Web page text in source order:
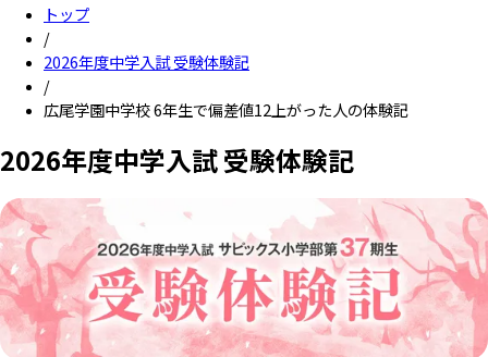
トップ
/
2026年度中学入試 受験体験記
/
広尾学園中学校 6年生で偏差値12上がった人の体験記
2026年度中学入試 受験体験記